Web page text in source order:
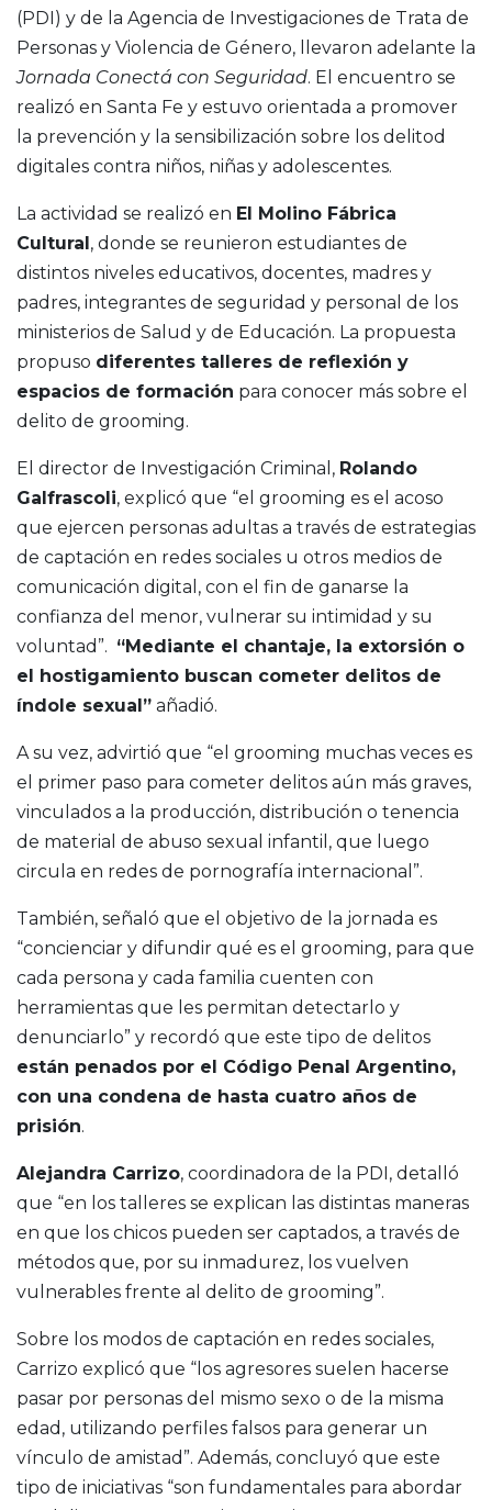
(PDI) y de la Agencia de Investigaciones de Trata de
Personas y Violencia de Género, llevaron adelante la
Jornada Conectá con Seguridad. El encuentro se
realizó en Santa Fe y estuvo orientada a promover
la prevención y la sensibilización sobre los delitod
digitales contra niños, niñas y adolescentes.
La actividad se realizó en El Molino Fábrica
Cultural, donde se reunieron estudiantes de
distintos niveles educativos, docentes, madres y
padres, integrantes de seguridad y personal de los
ministerios de Salud y de Educación. La propuesta
propuso diferentes talleres de reflexión y
espacios de formación para conocer más sobre el
delito de grooming.
El director de Investigación Criminal, Rolando
Galfrascoli, explicó que “el grooming es el acoso
que ejercen personas adultas a través de estrategias
de captación en redes sociales u otros medios de
comunicación digital, con el fin de ganarse la
confianza del menor, vulnerar su intimidad y su
voluntad”. “Mediante el chantaje, la extorsión o
el hostigamiento buscan cometer delitos de
índole sexual” añadió.
A su vez, advirtió que “el grooming muchas veces es
el primer paso para cometer delitos aún más graves,
vinculados a la producción, distribución o tenencia
de material de abuso sexual infantil, que luego
circula en redes de pornografía internacional”.
También, señaló que el objetivo de la jornada es
“concienciar y difundir qué es el grooming, para que
cada persona y cada familia cuenten con
herramientas que les permitan detectarlo y
denunciarlo” y recordó que este tipo de delitos
están penados por el Código Penal Argentino,
con una condena de hasta cuatro años de
prisión.
Alejandra Carrizo, coordinadora de la PDI, detalló
que “en los talleres se explican las distintas maneras
en que los chicos pueden ser captados, a través de
métodos que, por su inmadurez, los vuelven
vulnerables frente al delito de grooming”.
Sobre los modos de captación en redes sociales,
Carrizo explicó que “los agresores suelen hacerse
pasar por personas del mismo sexo o de la misma
edad, utilizando perfiles falsos para generar un
vínculo de amistad”. Además, concluyó que este
tipo de iniciativas “son fundamentales para abordar